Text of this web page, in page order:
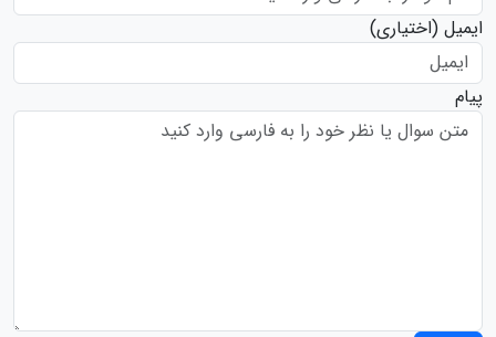
ایمیل (اختیاری)
پیام